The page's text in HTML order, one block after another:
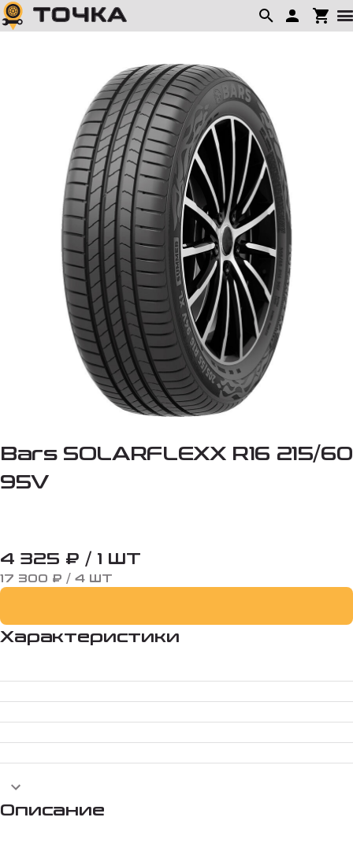
Bars SOLARFLEXX R16 215/60
95V
4 325 ₽ / 1 ШТ
17 300 ₽ / 4 ШТ
Характеристики
Описание